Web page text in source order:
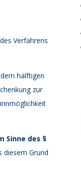
Verfahrens
hälftigen
zur
Sinne des §
diesem Grund